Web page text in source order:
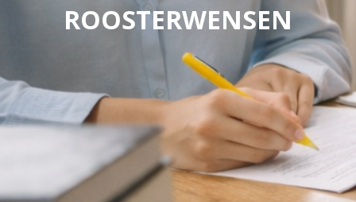
ROOSTERWENSEN